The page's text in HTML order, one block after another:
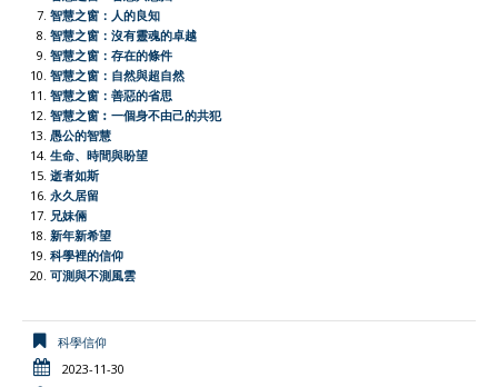
智慧之窗：人的良知
智慧之窗：沒有靈魂的卓越
智慧之窗：存在的條件
智慧之窗：自然與超自然
智慧之窗：善惡的省思
智慧之窗︰一個身不由己的共犯
愚公的智慧
生命、時間與盼望
逝者如斯
永久居留
兄妹倆
新年新希望
科學裡的信仰
可測與不測風雲
科學信仰
2023-11-30